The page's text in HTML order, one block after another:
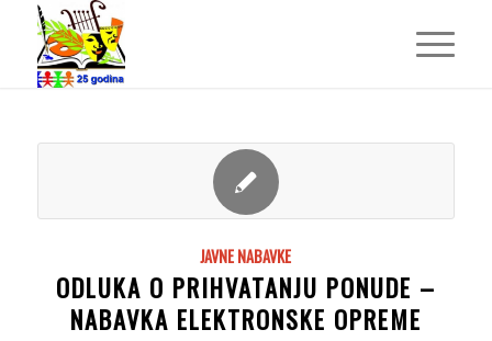
JAVNE NABAVKE
ODLUKA O PRIHVATANJU PONUDE –
NABAVKA ELEKTRONSKE OPREME